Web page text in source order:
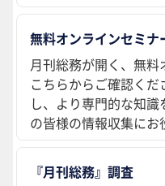
無料オンラインセミナ
月刊総務が開く、無
こちらからご確認く
し、より専門的な知
の皆様の情報収集にお
『月刊総務』調査